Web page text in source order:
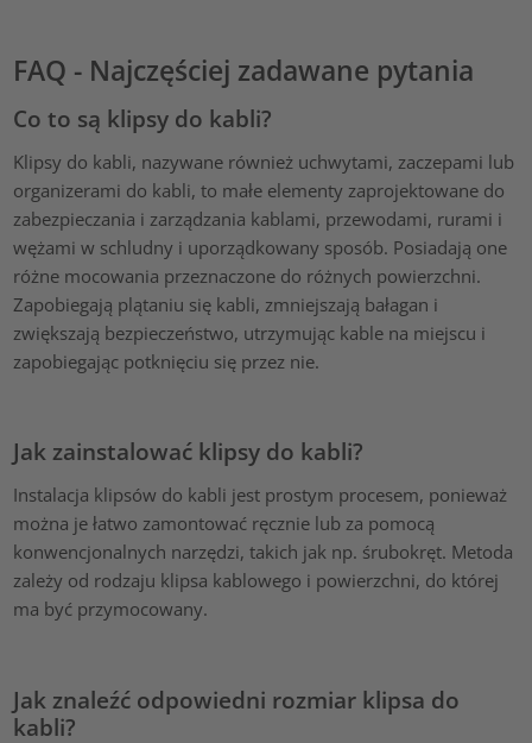
powered by Usercentrics Consent Management Platform
FAQ - Najczęściej zadawane pytania
Co to są klipsy do kabli?
Klipsy do kabli, nazywane również uchwytami, zaczepami lub
organizerami do kabli, to małe elementy zaprojektowane do
zabezpieczania i zarządzania kablami, przewodami, rurami i
wężami w schludny i uporządkowany sposób. Posiadają one
różne mocowania przeznaczone do różnych powierzchni.
Zapobiegają plątaniu się kabli, zmniejszają bałagan i
zwiększają bezpieczeństwo, utrzymując kable na miejscu i
zapobiegając potknięciu się przez nie.
Jak zainstalować klipsy do kabli?
Instalacja klipsów do kabli jest prostym procesem, ponieważ
można je łatwo zamontować ręcznie lub za pomocą
konwencjonalnych narzędzi, takich jak np. śrubokręt. Metoda
zależy od rodzaju klipsa kablowego i powierzchni, do której
ma być przymocowany.
Jak znaleźć odpowiedni rozmiar klipsa do
kabli?